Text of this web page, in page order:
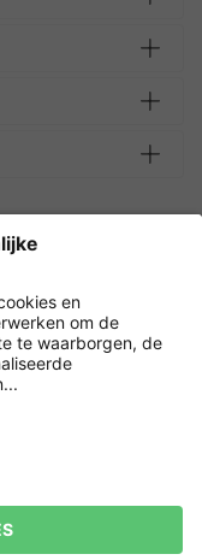
Impressum
op je volgende